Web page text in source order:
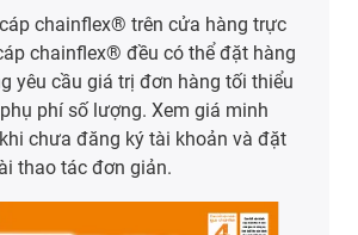
chainflex® trên cửa hàng trực
chainflex® đều có thể đặt hàng
yêu cầu giá trị đơn hàng tối thiểu
phí số lượng. Xem giá minh
chưa đăng ký tài khoản và đặt
thao tác đơn giản.